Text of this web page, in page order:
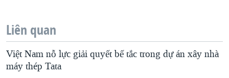
Liên quan
Việt Nam nỗ lực giải quyết bế tắc trong dự án xây nhà
máy thép Tata